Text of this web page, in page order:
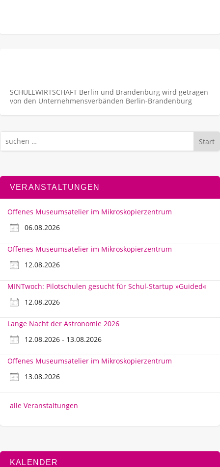
SCHULEWIRTSCHAFT Berlin und Brandenburg wird getragen
von den Unternehmens­verbänden Berlin-Brandenburg
Start
VERANSTALTUNGEN
Offenes Museumsatelier im Mikroskopierzentrum
06.08.2026
Offenes Museumsatelier im Mikroskopierzentrum
12.08.2026
MINTwoch: Pilotschulen gesucht für Schul-Startup »Guided«
12.08.2026
Lange Nacht der Astronomie 2026
12.08.2026 - 13.08.2026
Offenes Museumsatelier im Mikroskopierzentrum
13.08.2026
alle Veranstaltungen
KALENDER